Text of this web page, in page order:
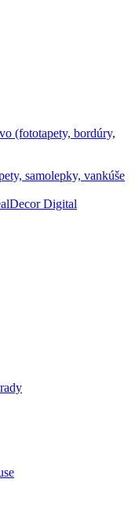
(fototapety, bordúry,
samolepky, vankúše
Digital